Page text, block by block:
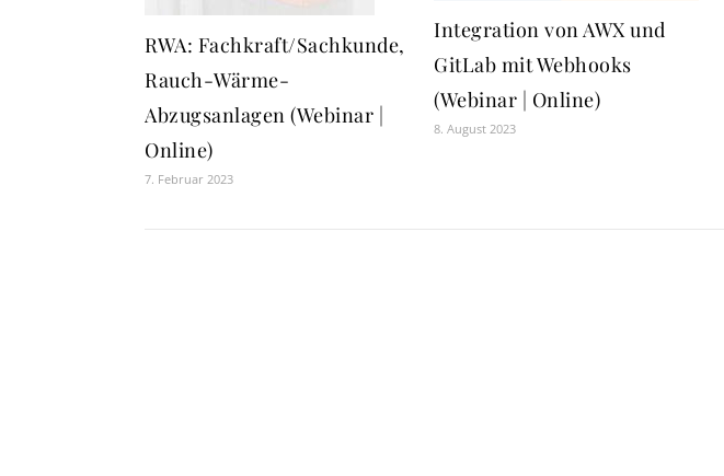
RWA: Fachkraft/Sachkunde,
Rauch-Wärme-
Abzugsanlagen (Webinar |
Online)
7. Februar 2023
Integration von AWX und
GitLab mit Webhooks
(Webinar | Online)
8. August 2023